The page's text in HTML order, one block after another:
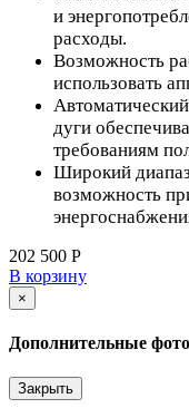
и
расходы.
Возможность
использовать
дуги
требованиям
Широкий
возможность
202 500 Р
В корзину
×
Дополнительные фото
Закрыть